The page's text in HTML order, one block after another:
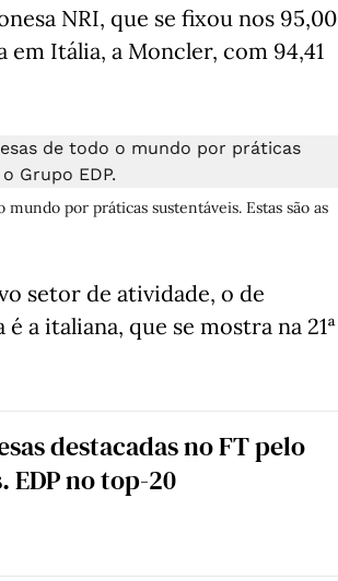
NRI, que se fixou nos 95,00
Itália, a Moncler, com 94,41
por práticas sustentáveis. Estas são as
setor de atividade, o de
a italiana, que se mostra na 21ª
destacadas no FT pelo
EDP no top-20